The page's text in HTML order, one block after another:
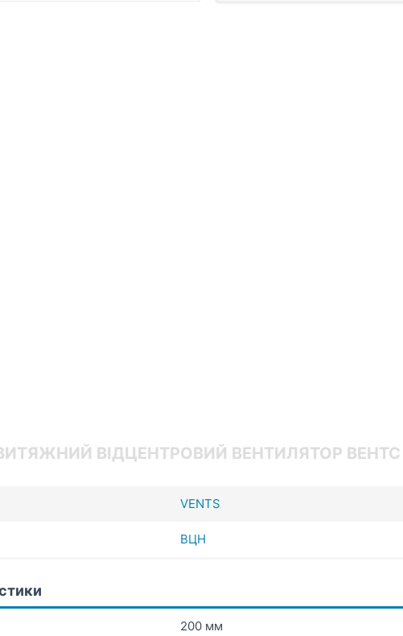
ВІДЦЕНТРОВИЙ ВЕНТИЛЯТОР
VENTS
ВЦН
200 мм